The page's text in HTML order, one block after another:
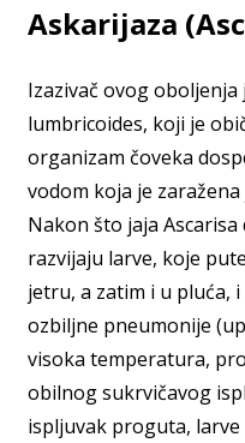
Askarijaza
Izazivač ovog oboljenja
lumbricoides, koji je
organizam čoveka
vodom koja je
Nakon što jaja
razvijaju larve, koje
jetru, a zatim i u pluća,
ozbiljne pneumonije
visoka temperatura,
obilnog sukrvičavog
ispljuvak proguta, larve